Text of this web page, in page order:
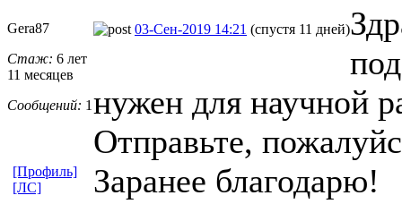
Gera87
Стаж: 6 лет
11 месяцев
Сообщений: 1
03-Сен-2019 14:21 (спустя 11 дней)
нужен для научной
Отправьте,
Заранее благодарю!
[Профиль]
[ЛС]